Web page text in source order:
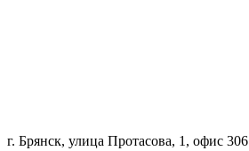
г. Брянск, улица Протасова, 1, офис 306